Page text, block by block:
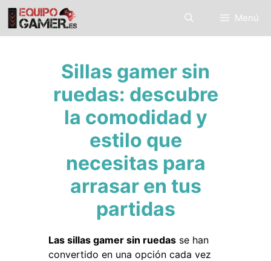
Saltar
contenido
Menú
Sillas gamer sin
ruedas: descubre
la comodidad y
estilo que
necesitas para
arrasar en tus
partidas
Las sillas gamer sin ruedas se han
convertido en una opción cada vez